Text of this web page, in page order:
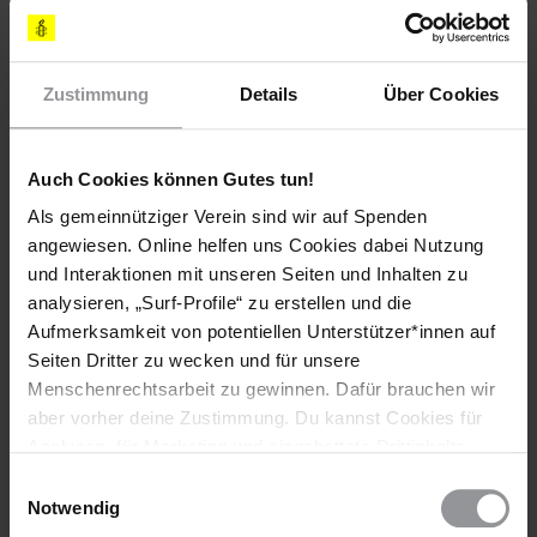
Zustimmung Details Über Cookies
Auch Cookies können Gutes tun!
Als gemeinnütziger Verein sind wir auf Spenden
angewiesen. Online helfen uns Cookies dabei Nutzung
und Interaktionen mit unseren Seiten und Inhalten zu
analysieren, „Surf-Profile“ zu erstellen und die
Aufmerksamkeit von potentiellen Unterstützer*innen auf
Seiten Dritter zu wecken und für unsere
Menschenrechtsarbeit zu gewinnen. Dafür brauchen wir
aber vorher deine Zustimmung. Du kannst Cookies für
wieder ändern. Diesen Banner kannst Du über den Link
Notwendig
Younous Mahadjir, Nadjo Kaina Palmer und Celine
Narmadji bis zu ihrer Freilassung nicht gefoltert oder
anderweitig misshandelt werden und Zugang zu
Rechtsbeiständen ihrer Wahl, ihren Familien und
jeglicher erforderlichen medizinischen Versorgung
Bitte gewährleisten Sie, dass alle Drangsalierungen,
denen Menschenrechtsverteidiger_innen,
Menschenrechtsaktivist_innen und politische
Aktivist_innen im Tschad ausgesetzt sind, unverzüglich
eingestellt werden.
Schützen und gewährleisten Sie bitte die Rechte auf
Meinungs- und Versammlungsfreiheit, wie es die
Verpflichtungen des Tschad aus internationalen
Menschenrechtsabkommen und -standards verlangen.